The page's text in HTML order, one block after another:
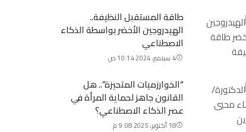
طاقة المستقبل النظيفة..
الهيدروجين الأخضر بواسطة الذكاء
الاصطناعي
4 سبتمبر، 2024 10:14 ص
“الخوارزميات المتحيزة”.. هل
القانون جاهز لحماية المرأة في
عصر الذكاء الاصطناعي؟
18 أكتوبر، 2025 9:08 م